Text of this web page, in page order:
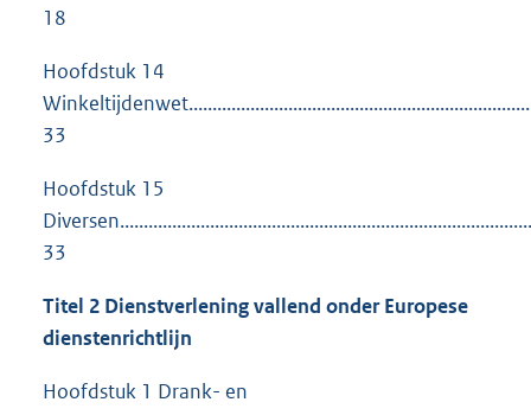
18
Hoofdstuk 14
33
Hoofdstuk 15
33
Titel 2 Dienstverlening vallend onder Europese
dienstenrichtlijn
Hoofdstuk 1 Drank- en